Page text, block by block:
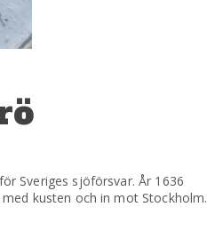
Sveriges sjöförsvar. År 1636
kusten och in mot Stockholm.